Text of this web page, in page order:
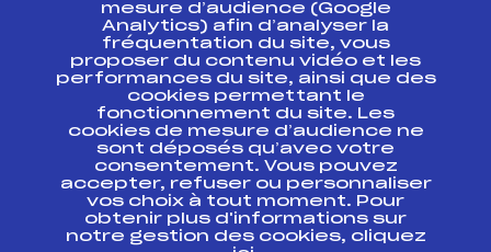
Ressources
Pass’Neige
Projet sportif fédéral
Projet de performance fédéral
Antidopage
Pôle Développement, Formation, Suivi
Scientifique
Listes ministérielles
Pôle vie de l’athlète
mesure d’audience (Google
Analytics) afin d’analyser la
fréquentation du site, vous
proposer du contenu vidéo et les
performances du site, ainsi que des
cookies permettant le
fonctionnement du site. Les
cookies de mesure d’audience ne
sont déposés qu’avec votre
consentement. Vous pouvez
accepter, refuser ou personnaliser
vos choix à tout moment. Pour
obtenir plus d'informations sur
notre gestion des cookies, cliquez